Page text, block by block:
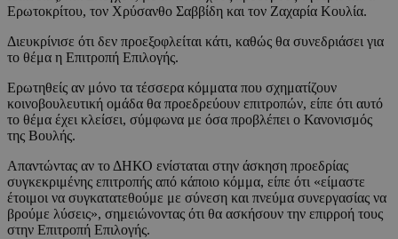
Ερωτοκρίτου, τον Χρύσανθο Σαββίδη και τον Ζαχαρία Κουλία.
Διευκρίνισε ότι δεν προεξοφλείται κάτι, καθώς θα συνεδριάσει για
το θέμα η Επιτροπή Επιλογής.
Ερωτηθείς αν μόνο τα τέσσερα κόμματα που σχηματίζουν
κοινοβουλευτική ομάδα θα προεδρεύουν επιτροπών, είπε ότι αυτό
το θέμα έχει κλείσει, σύμφωνα με όσα προβλέπει ο Κανονισμός
της Βουλής.
Απαντώντας αν το ΔΗΚΟ ενίσταται στην άσκηση προεδρίας
συγκεκριμένης επιτροπής από κάποιο κόμμα, είπε ότι «είμαστε
έτοιμοι να συγκατατεθούμε με σύνεση και πνεύμα συνεργασίας να
βρούμε λύσεις», σημειώνοντας ότι θα ασκήσουν την επιρροή τους
στην Επιτροπή Επιλογής.